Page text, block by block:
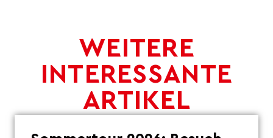
WEITERE
INTERESSANTE
ARTIKEL